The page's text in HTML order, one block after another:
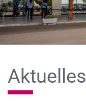
Aktuelles